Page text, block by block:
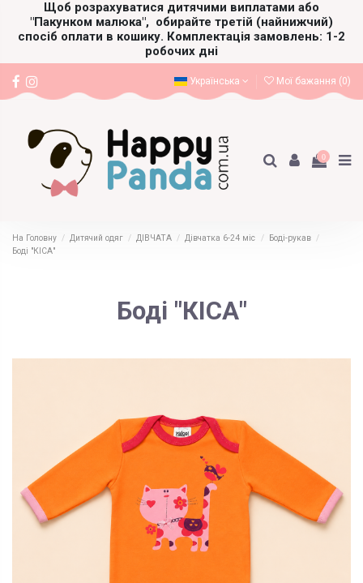
Щоб розрахуватися дитячими виплатами або
"Пакунком малюка", обирайте третій (найнижчий)
спосіб оплати в кошику. Комплектація замовлень: 1-2
робочих дні
Українська Мої бажання (0)
0
На Головну Дитячий одяг ДІВЧАТА Дівчатка 6-24 міс
Боді-рукав
Боді "КІСА"
Боді "КІСА"